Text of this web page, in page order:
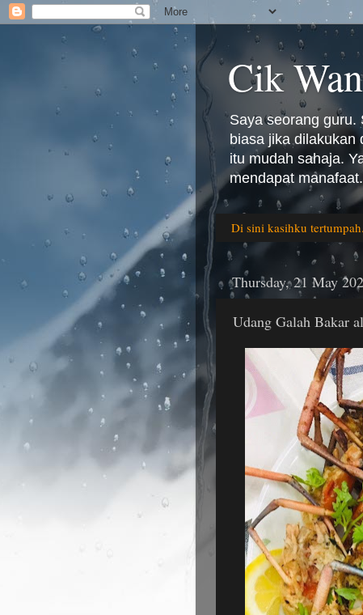
Cik
Saya seorang guru.
biasa jika dilakukan
itu mudah sahaja.
mendapat
Di sini kasihku
Thursday, 21 May
Udang Galah Bakar